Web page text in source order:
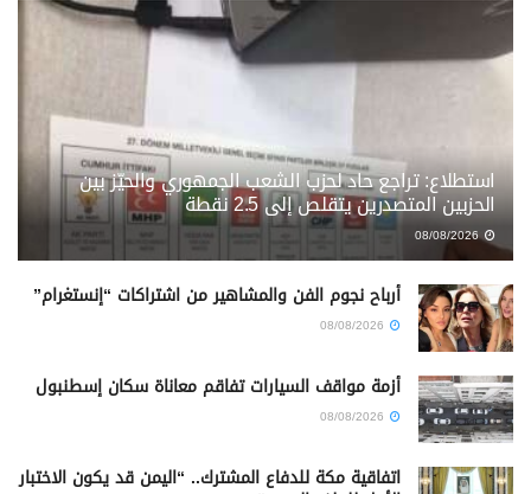
استطلاع: تراجع حاد لحزب الشعب الجمهوري والحيّز بين
الحزبين المتصدرين يتقلص إلى 2.5 نقطة
08/08/2026
أرباح نجوم الفن والمشاهير من اشتراكات “إنستغرام”
أزمة مواقف السيارات تفاقم معاناة سكان إسطنبول
اتفاقية مكة للدفاع المشترك.. “اليمن قد يكون الاختبار